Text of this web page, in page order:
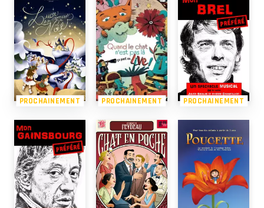
PROCHAINEMENT PROCHAINEMENT PROCHAINEMENT